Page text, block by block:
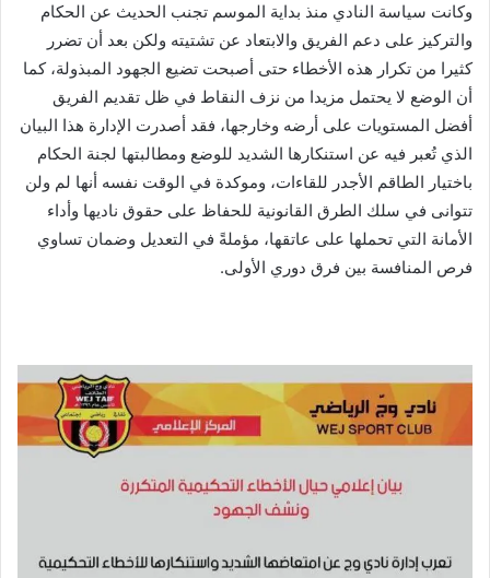
وكانت سياسة النادي منذ بداية الموسم تجنب الحديث عن الحكام
والتركيز على دعم الفريق والابتعاد عن تشتيته ولكن بعد أن تضرر
كثيرا من تكرار هذه الأخطاء حتى أصبحت تضيع الجهود المبذولة، كما
أن الوضع لا يحتمل مزيدا من نزف النقاط في ظل تقديم الفريق
أفضل المستويات على أرضه وخارجها، فقد أصدرت الإدارة هذا البيان
الذي تُعبر فيه عن استنكارها الشديد للوضع ومطالبتها لجنة الحكام
باختيار الطاقم الأجدر للقاءات، وموكدة في الوقت نفسه أنها لم ولن
تتوانى في سلك الطرق القانونية للحفاظ على حقوق ناديها وأداء
الأمانة التي تحملها على عاتقها، مؤملةً في التعديل وضمان تساوي
فرص المنافسة بين فرق دوري الأولى.